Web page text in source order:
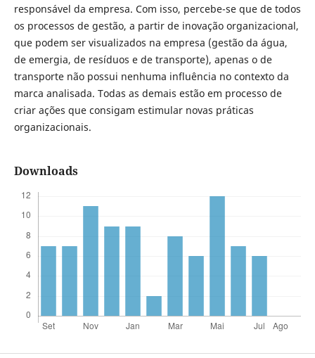
responsável da empresa. Com isso, percebe-se que de todos
os processos de gestão, a partir de inovação organizacional,
que podem ser visualizados na empresa (gestão da água,
de emergia, de resíduos e de transporte), apenas o de
transporte não possui nenhuma influência no contexto da
marca analisada. Todas as demais estão em processo de
criar ações que consigam estimular novas práticas
organizacionais.
Downloads